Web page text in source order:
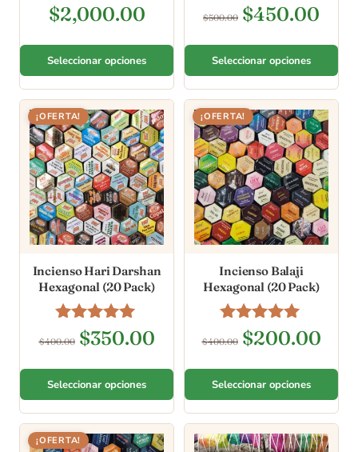
Valorado en
5.00
$2,000.00
Seleccionar opciones
Valorado en
5.00
$500.00 $450.00
Seleccionar opciones
¡OFERTA!
Incienso Hari Darshan
Hexagonal (20 Pack)
Valorado en
5.00
$400.00 $350.00
Seleccionar opciones
¡OFERTA!
Incienso Balaji
Hexagonal (20 Pack)
Valorado en
5.00
$400.00 $200.00
Seleccionar opciones
¡OFERTA!